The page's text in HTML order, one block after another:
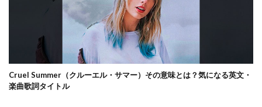
Cruel Summer（クルーエル・サマー）その意味とは？気になる英文・
楽曲歌詞タイトル